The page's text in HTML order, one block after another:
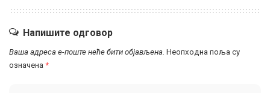
Напишите одговор
Ваша адреса е-поште неће бити објављена. Неопходна поља су
означена *